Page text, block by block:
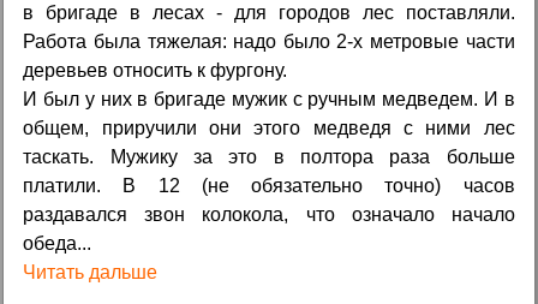
в бригаде в лесах - для городов лес поставляли.
Работа была тяжелая: надо было 2-х метровые части
деревьев относить к фургону.
И был у них в бригаде мужик с ручным медведем. И в
общем, приручили они этого медведя с ними лес
таскать. Мужику за это в полтора раза больше
платили. В 12 (не обязательно точно) часов
раздавался звон колокола, что означало начало
обеда...
Читать дальше